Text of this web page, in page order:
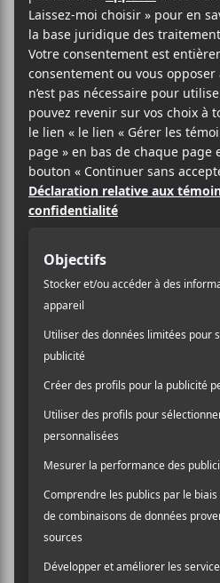
AJOUTER AU CALENDRIER
DÉTAILS
Date :
2023-06-13
Heure :
20:00 - 23:00
Spectacle
Site :
venue/P3M0613